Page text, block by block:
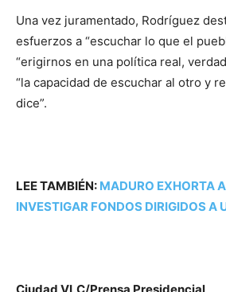
Una vez juramentado, Rodríguez
esfuerzos a “escuchar lo que el
“erigirnos en una política real,
“la capacidad de escuchar al otro y
dice”.
LEE TAMBIÉN: MADURO EXHORTA
INVESTIGAR FONDOS DIRIGIDOS A